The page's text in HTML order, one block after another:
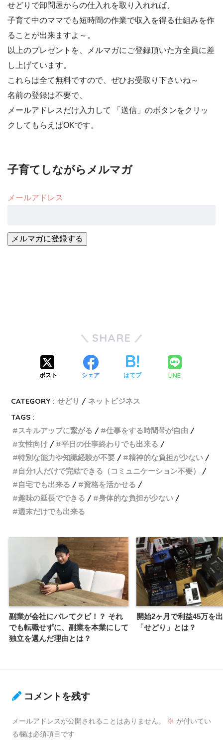
せどりで卸問屋からの仕入れを取り入れれば、
子育て中のママでも短時間の作業で収入を得る仕組みを作
ることが出来ますよ～。
以上のプレゼントを、メルマガにご登録頂いた方全員に差
し上げています。
これらは全て無料ですので、ぜひお受取り下さいね～
名前の登録は不要で、
メールアドレスだけ入力して 「送信」のボタンをクリッ
クしてもらえばOKです。
子育てしながらメルマガ
メールアドレス
SHARE
ポスト シェア はてブ LINE
CATEGORY : せどり
ネットビジネス
TAGS :
スキルアップに繋がる
仕事をする時間帯が自由
女性向け
平日の仕事終わりでも出来る
特別な能力や知識経験が不要
精神的な負担が少ない
自分1人だけで完結できる（コミュニケーション不要）
自宅でも出来る
資格を活かせる
趣味の延長でできる
身体的な負担が少ない
週末だけでも出来る
副業が会社にバレてクビ！？ それ
でも転職せずに、副業を本業にして
独立を選んだ理由とは？
開始2ヶ月で利益45万を
「せどり」とは？
コメントを残す
メールアドレスが公開されることはありません。 ※ が付いてい
る欄は必須項目です